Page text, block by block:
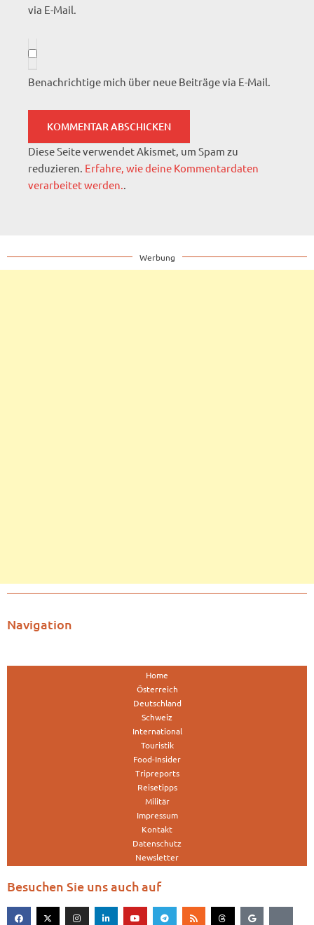
via E-Mail.
Benachrichtige mich über neue Beiträge via E-Mail.
Diese Seite verwendet Akismet, um Spam zu
reduzieren. Erfahre, wie deine Kommentardaten
verarbeitet werden..
Werbung
Navigation
Home
Österreich
Deutschland
Schweiz
International
Touristik
Food-Insider
Tripreports
Reisetipps
Militär
Impressum
Kontakt
Datenschutz
Newsletter
Besuchen Sie uns auch auf